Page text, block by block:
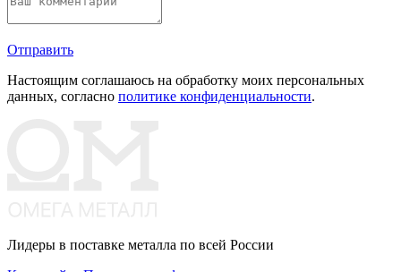
Отправить
Настоящим соглашаюсь на обработку моих персональных
данных, согласно политике конфиденциальности.
Лидеры в поставке металла по всей России